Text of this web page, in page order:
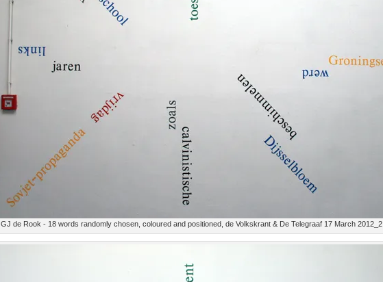
GJ de Rook - 18 words randomly chosen, coloured and positioned, de Volkskrant & De Telegraaf 17 March 2012_2